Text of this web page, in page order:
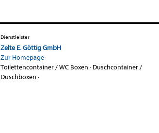
Dienstleister
Zelte E. Göttig GmbH
Zur Homepage
Toilettencontainer / WC Boxen · Duschcontainer /
Duschboxen ·